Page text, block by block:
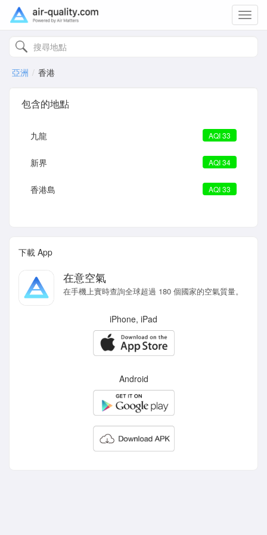
亞洲 香港
包含的地點
九龍 AQI 33
新界 AQI 34
香港島 AQI 33
下載 App
在意空氣
在手機上實時查詢全球超過 180 個國家的空氣質量。
iPhone, iPad
Android